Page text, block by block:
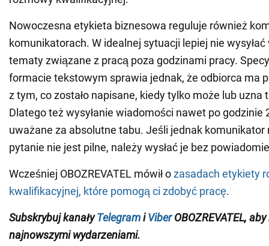
Nowoczesna etykieta biznesowa reguluje również
komunikatorach. W idealnej sytuacji lepiej nie
tematy związane z pracą poza godzinami pracy.
formacie tekstowym sprawia jednak, że odbiorca ma
z tym, co zostało napisane, kiedy tylko może lub uzna
Dlatego też wysyłanie wiadomości nawet po godzinie
uważane za absolutne tabu. Jeśli jednak komunikator
pytanie nie jest pilne, należy wysłać je bez
Wcześniej OBOZREVATEL mówił ozasadach etykiety
kwalifikacyjnej, które pomogą ci zdobyć pracę.
Subskrybuj kanałyTelegramiViber OBOZREVATEL,
najnowszymi wydarzeniami.